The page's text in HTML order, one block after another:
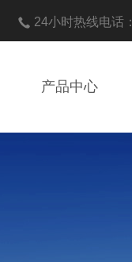
24小时热线电话：
产品中心